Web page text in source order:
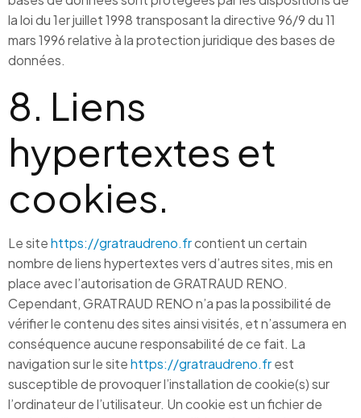
la loi du 1er juillet 1998 transposant la directive 96/9 du 11
mars 1996 relative à la protection juridique des bases de
données.
8. Liens
hypertextes et
cookies.
Le sitehttps://gratraudreno.frcontient un certain
nombre de liens hypertextes vers d’autres sites, mis en
place avec l’autorisation de GRATRAUD RENO.
Cependant, GRATRAUD RENO n’a pas la possibilité de
vérifier le contenu des sites ainsi visités, et n’assumera en
conséquence aucune responsabilité de ce fait. La
navigation sur le sitehttps://gratraudreno.frest
susceptible de provoquer l’installation de cookie(s) sur
l’ordinateur de l’utilisateur. Un cookie est un fichier de